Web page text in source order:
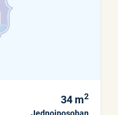
34 m2